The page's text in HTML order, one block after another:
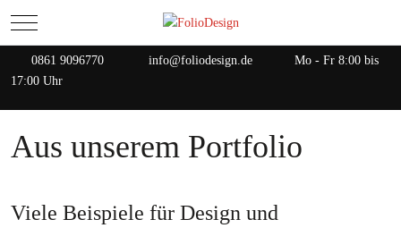
Mobile Menu Toggle
0861 9096770 info@foliodesign.de
Mo - Fr 8:00 bis
17:00 Uhr
Aus unserem Portfolio
Viele Beispiele für Design und